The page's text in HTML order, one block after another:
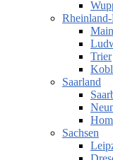
Trier
Saarland
Sachsen